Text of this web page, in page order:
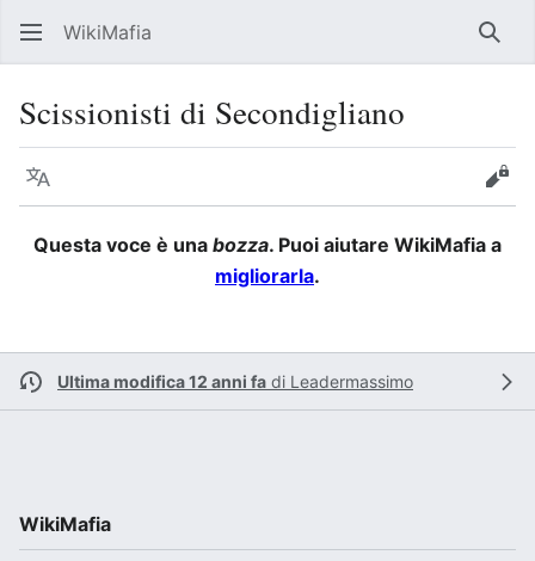
WikiMafia
Scissionisti di Secondigliano
Lingua Segui
Questa voce è una bozza. Puoi aiutare WikiMafia a
migliorarla.
Ultima modifica 12 anni fa di Leadermassimo
WikiMafia